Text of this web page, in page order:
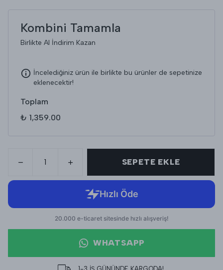
Kombini Tamamla
Birlikte Al İndirim Kazan
İncelediğiniz ürün ile birlikte bu ürünler de sepetinize
eklenecektir!
Toplam
₺ 1,359.00
SEPETE EKLE
WHATSAPP